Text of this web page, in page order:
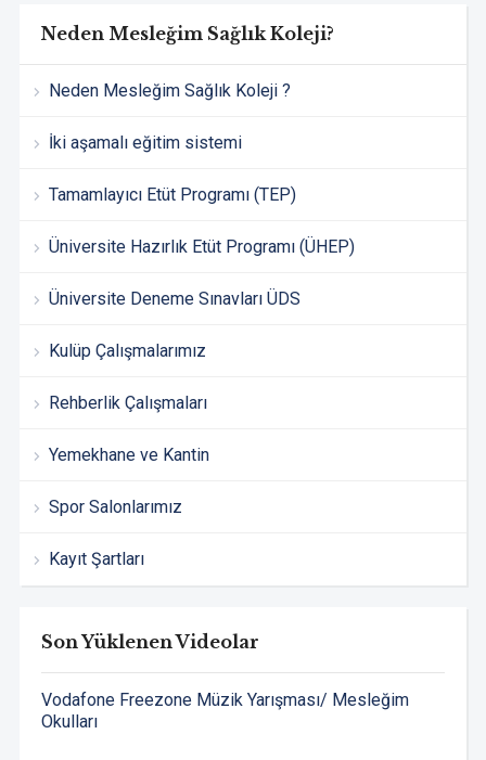
Neden Mesleğim Sağlık Koleji?
Neden Mesleğim Sağlık Koleji ?
İki aşamalı eğitim sistemi
Tamamlayıcı Etüt Programı (TEP)
Üniversite Hazırlık Etüt Programı (ÜHEP)
Üniversite Deneme Sınavları ÜDS
Kulüp Çalışmalarımız
Rehberlik Çalışmaları
Yemekhane ve Kantin
Spor Salonlarımız
Kayıt Şartları
Son Yüklenen Videolar
Vodafone Freezone Müzik Yarışması/ Mesleğim
Okulları